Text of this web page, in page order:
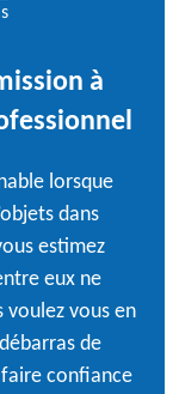
à
lorsque
dans
estimez
eux ne
voulez vous en
de
confiance